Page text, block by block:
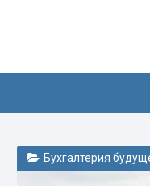
Бухгалтерия